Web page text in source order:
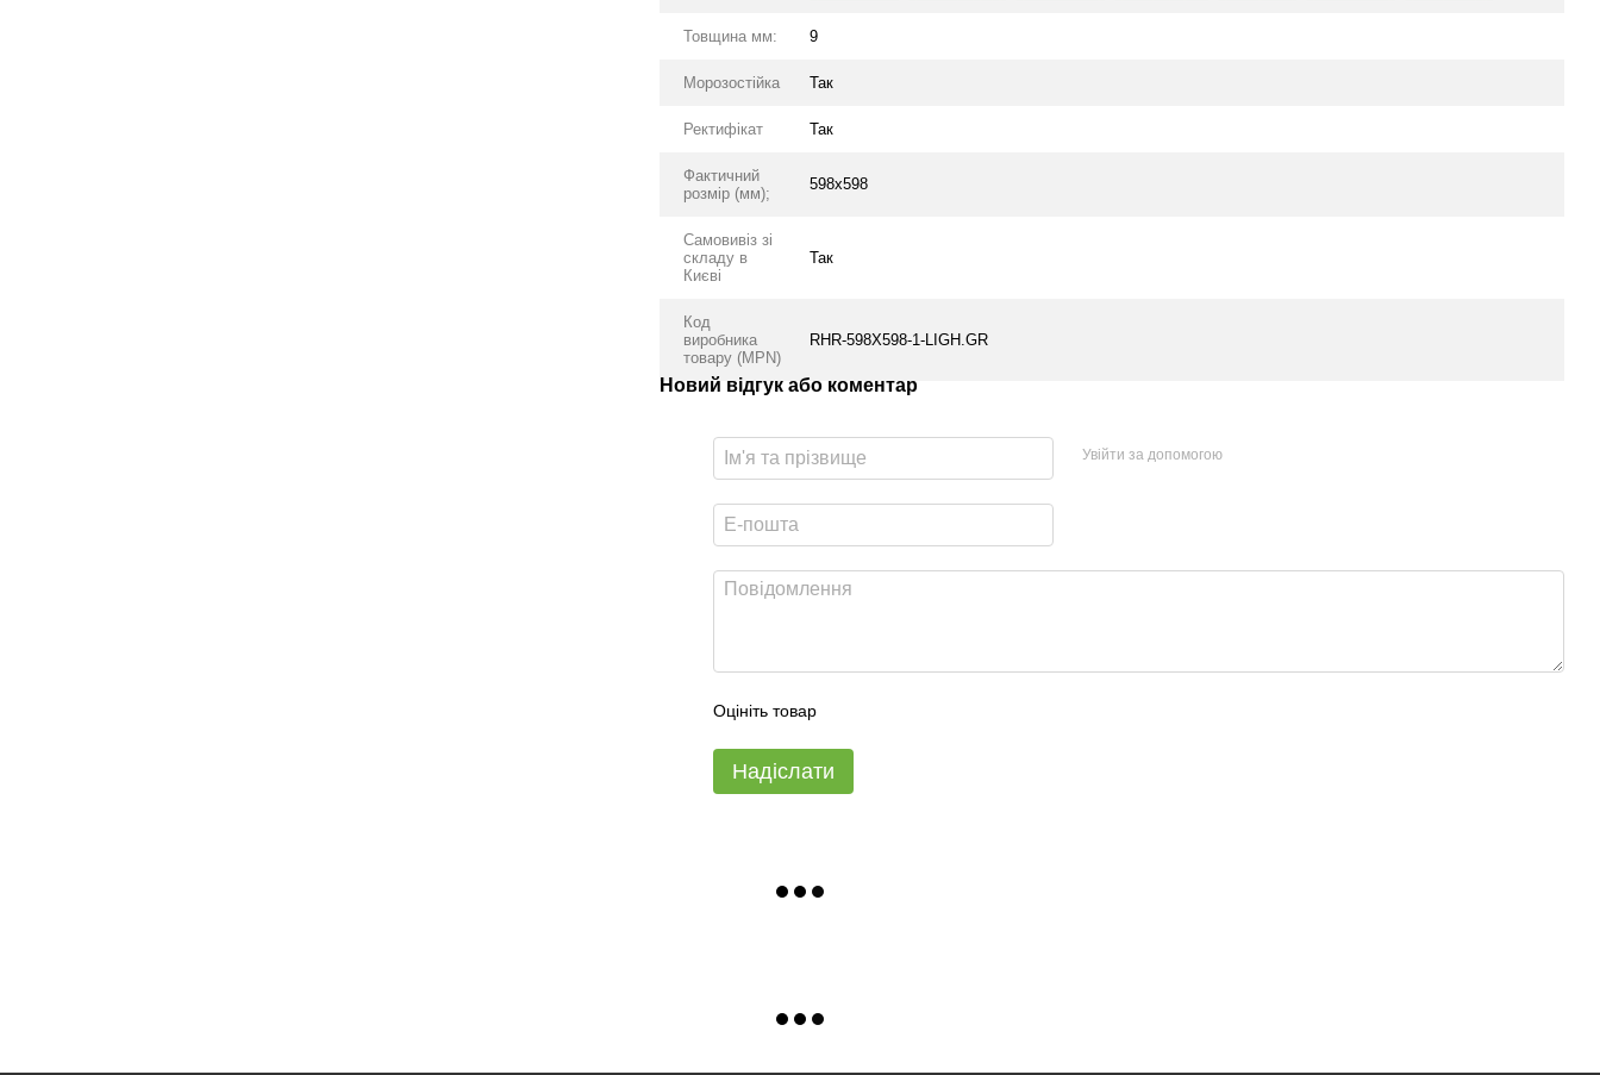
Товщина мм: 9
Морозостійка Так
Ректифікат Так
Фактичний
розмір (мм);
598x598
Самовивіз зі
складу в
Києві
Так
Код
виробника
товару (MPN)
RHR-598X598-1-LIGH.GR
Новий відгук або коментар
Увійти за допомогою
Оцініть товар
Надіслати